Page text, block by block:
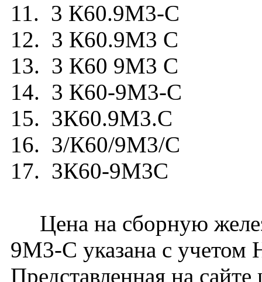
11. 3 К60.9М3-С
12. 3 К60.9М3 С
13. 3 К60 9М3 С
14. 3 К60-9М3-С
15. 3К60.9М3.С
16. 3/К60/9М3/С
17. 3К60-9М3С
Цена на сборную
9М3-С указана с учетом
Представленная на